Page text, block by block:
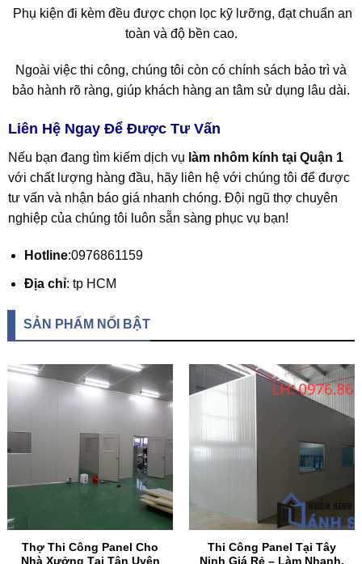
Phụ kiện đi kèm đều được chọn lọc kỹ lưỡng, đạt chuẩn an
toàn và độ bền cao.
Ngoài việc thi công, chúng tôi còn có chính sách bảo trì và
bảo hành rõ ràng, giúp khách hàng an tâm sử dụng lâu dài.
Liên Hệ Ngay Để Được Tư Vấn
Nếu bạn đang tìm kiếm dịch vụ làm nhôm kính tại Quận 1
với chất lượng hàng đầu, hãy liên hệ với chúng tôi để được
tư vấn và nhận báo giá nhanh chóng. Đội ngũ thợ chuyên
nghiệp của chúng tôi luôn sẵn sàng phục vụ bạn!
Hotline:0976861159
Địa chỉ: tp HCM
SẢN PHẨM NỔI BẬT
Thợ Thi Công Panel Cho
Nhà Xưởng Tại Tân Uyên
Thi Công Panel Tại Tây
Ninh Giá Rẻ – Làm Nhanh,